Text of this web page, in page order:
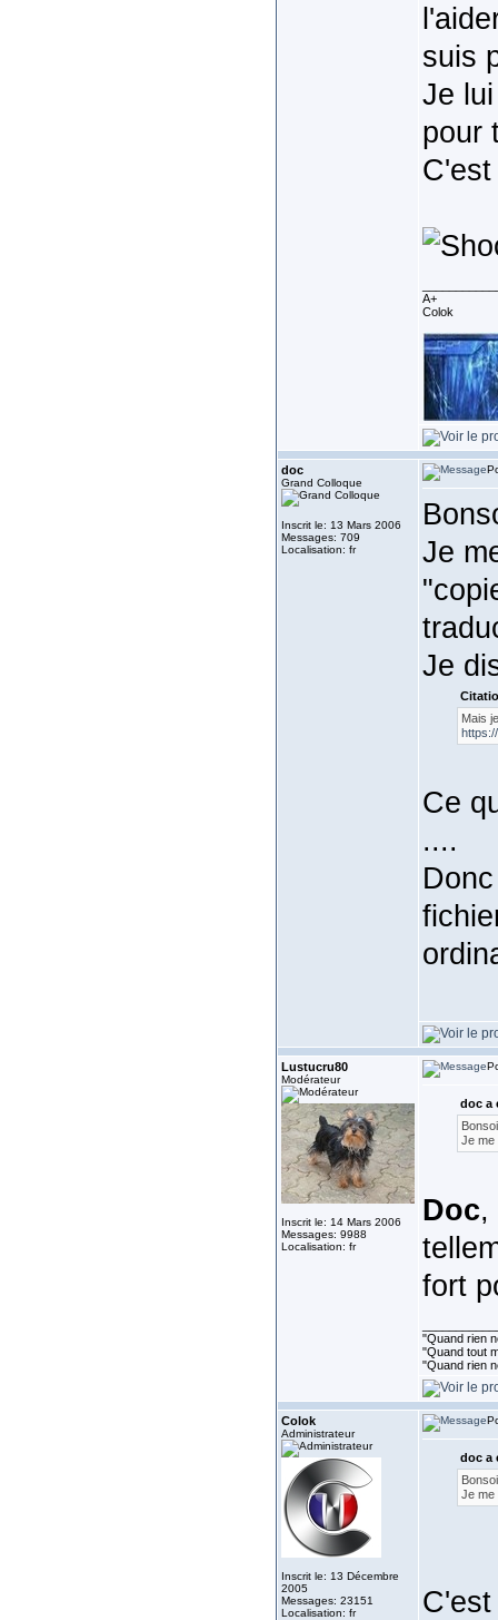
suis
Je
pour
A+
Colok
doc
Grand Colloque
Inscrit le: 13 Mars 2006
Messages: 709
Localisation: fr
Je
Je
Mais
Ce
....
Lustucru80
Modérateur
Inscrit le: 14 Mars 2006
Messages: 9988
Localisation: fr
doc a
Je me
Doc,
fort
"Quand rien
"Quand tout
"Quand rien
Colok
Administrateur
Inscrit le: 13 Décembre
2005
Messages: 23151
Localisation: fr
doc a
Je me